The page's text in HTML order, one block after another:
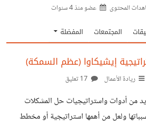
عضو منذ4 سنوات
المجتمعات المفضلة
إيشيكاوا (عظم السمكة)
ريادة الأعمال
من أدوات واستراتيجيات حل المشكلات
ولعل من أهمها استراتيجية أو مخطط